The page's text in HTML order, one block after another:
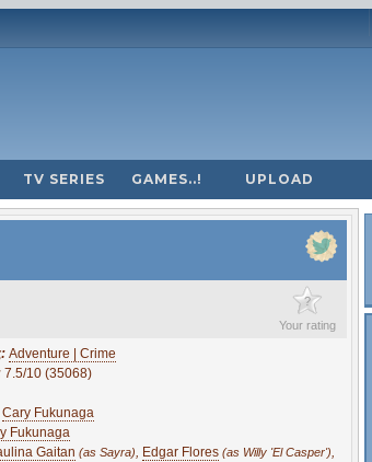
TV SERIES GAMES..! UPLOAD
?
Your rating
Adventure | Crime
7.5/10 (35068)
Cary Fukunaga
Fukunaga
Gaitan (as Sayra), Edgar Flores (as Willy 'El Casper'),